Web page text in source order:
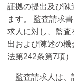
証拠の提出及び陳
ます。 監査請求
求人に対し、監査
出および陳述の
法第242条第7項）
監査請求人は、